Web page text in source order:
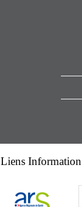
Liens Information